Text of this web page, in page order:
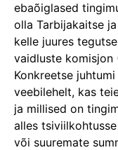
ebaõiglased
olla Tarbijakaitse
kelle juures
vaidluste komisjon
Konkreetse
veebilehelt, kas
ja millised on
alles
või suuremate